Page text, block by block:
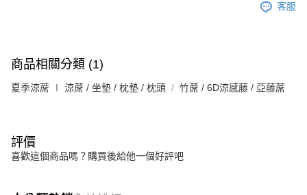
客服
商品相關分類 (1)
夏季涼蓆 ∣ 涼蓆 / 坐墊 / 枕墊 / 枕頭 竹蓆 / 6D涼感藤 / 亞藤蓆
評價
喜歡這個商品嗎？購買後給他一個好評吧